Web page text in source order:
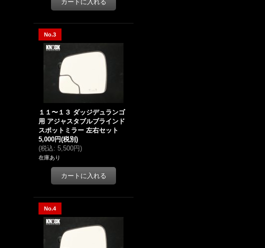
No.3
１１〜１３ ダッジデュランゴ
用 アジャスタブルブラインド
スポットミラー 左右セット
5,000円(税別)
(税込: 5,500円)
在庫あり
No.4